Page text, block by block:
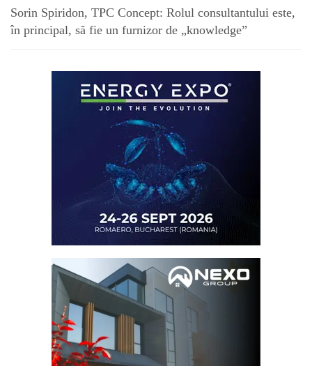
Sorin Spiridon, TPC Concept: Rolul consultantului este,
în principal, să fie un furnizor de „knowledge”